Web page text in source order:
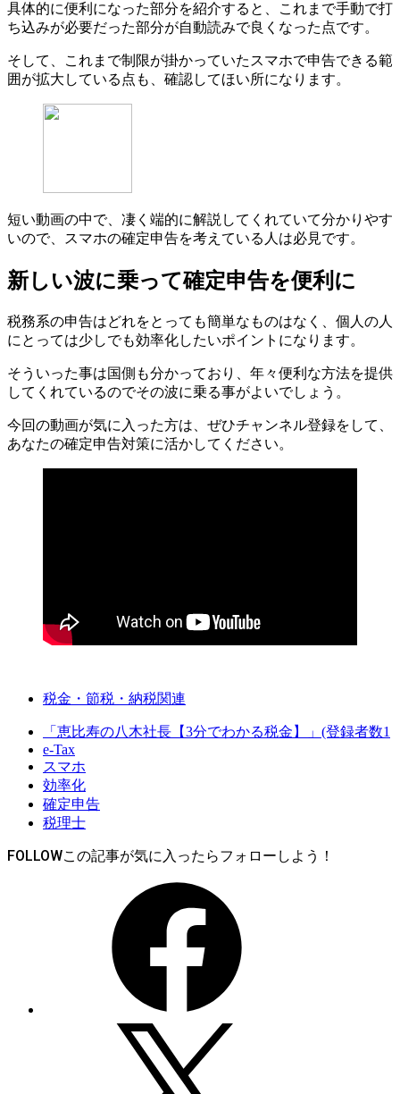
具体的に便利になった部分を紹介すると、これまで手動で打
ち込みが必要だった部分が自動読みで良くなった点です。
そして、これまで制限が掛かっていたスマホで申告できる範
囲が拡大している点も、確認してほい所になります。
短い動画の中で、凄く端的に解説してくれていて分かりやす
いので、スマホの確定申告を考えている人は必見です。
新しい波に乗って確定申告を便利に
税務系の申告はどれをとっても簡単なものはなく、個人の人
にとっては少しでも効率化したいポイントになります。
そういった事は国側も分かっており、年々便利な方法を提供
してくれているのでその波に乗る事がよいでしょう。
今回の動画が気に入った方は、ぜひチャンネル登録をして、
あなたの確定申告対策に活かしてください。
税金・節税・納税関連
「恵比寿の八木社長【3分でわかる税金】」(登録者数1
e-Tax
スマホ
効率化
確定申告
税理士
FOLLOW